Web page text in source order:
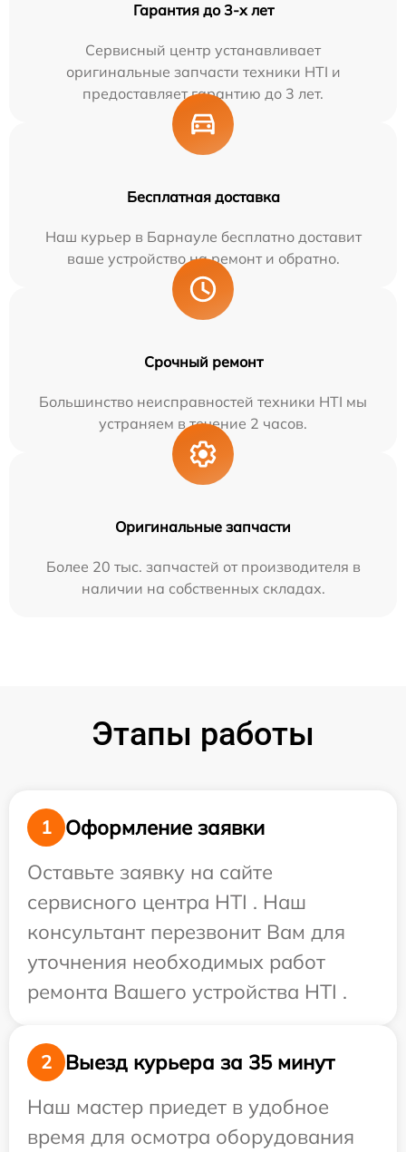
Гарантия до 3-х лет
Сервисный центр устанавливает
оригинальные запчасти техники HTI и
предоставляет гарантию до 3 лет.
Бесплатная доставка
Наш курьер в Барнауле бесплатно доставит
ваше устройство на ремонт и обратно.
Срочный ремонт
Большинство неисправностей техники HTI мы
устраняем в течение 2 часов.
Оригинальные запчасти
Более 20 тыс. запчастей от производителя в
наличии на собственных складах.
Этапы работы
1
Оформление заявки
Оставьте заявку на сайте
сервисного центра HTI . Наш
консультант перезвонит Вам для
уточнения необходимых работ
ремонта Вашего устройства HTI .
2
Выезд курьера за 35 минут
Наш мастер приедет в удобное
время для осмотра оборудования